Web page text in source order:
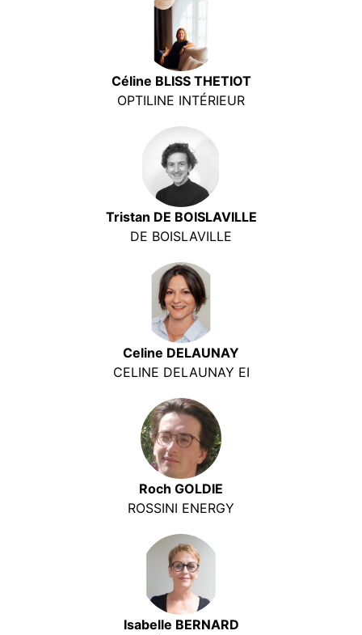
Céline BLISS THETIOT
OPTILINE INTÉRIEUR
Tristan DE BOISLAVILLE
DE BOISLAVILLE
Celine DELAUNAY
CELINE DELAUNAY EI
Roch GOLDIE
ROSSINI ENERGY
Isabelle BERNARD